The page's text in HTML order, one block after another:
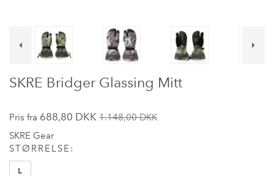
SKRE Bridger Glassing Mitt
Pris fra 688,80 DKK 1.148,00 DKK
SKRE Gear
STØRRELSE:
L